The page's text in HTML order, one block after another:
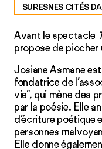
SURESNES CITÉS
Avant le spectacle
propose de piocher
Josiane Asmane
fondatrice de
vie”, qui mène des
par la poésie. Elle
d’écriture poétique
personnes
Elle donne